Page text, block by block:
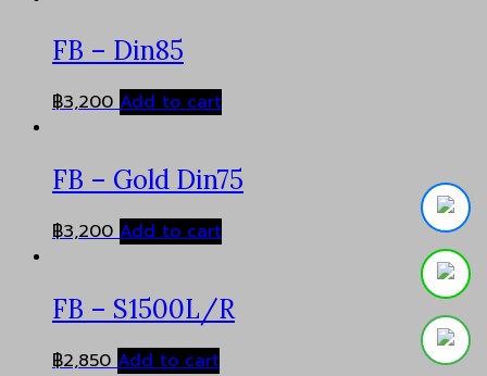
FB – Din85
฿3,200 Add to cart
FB – Gold Din75
฿3,200 Add to cart
FB – S1500L/R
฿2,850 Add to cart